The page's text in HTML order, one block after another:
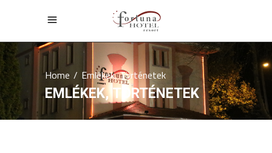
Home/Emlékek, Történetek
EMLÉKEK, TÖRTÉNETEK